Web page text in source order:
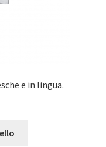
e in lingua.